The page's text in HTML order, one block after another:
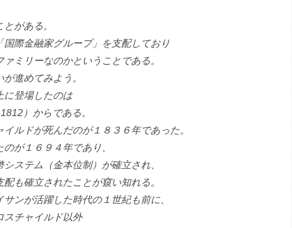
がある。
際金融家グループ」を支配しており
ミリーなのかということである。
進めてみよう。
に登場したのは
）からである。
ルドが死んだのが１８３６年であった。
が１６９４年であり、
ステム（金本位制）が確立され、
も確立されたことが窺い知れる。
ンが活躍した時代の１世紀も前に、
スチャイルド以外